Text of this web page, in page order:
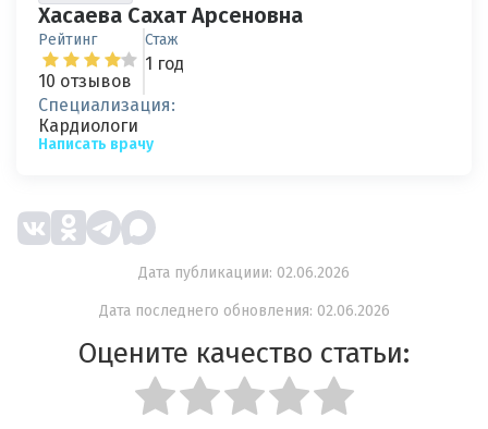
Хасаева Сахат Арсеновна
Рейтинг
10 отзывов
Стаж
1 год
Специализация:
Кардиологи
Написать врачу
Дата публикациии: 02.06.2026
Дата последнего обновления: 02.06.2026
Оцените качество статьи: